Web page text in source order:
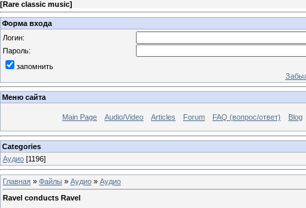
[Rare classic music]
Форма входа
Логин:
Пароль:
запомнить
Меню сайта
Main Page Audio/Video Articles Forum FAQ (вопрос/ответ) Blog
Categories
Аудио [1196]
Главная » Файлы » Аудио » Аудио
Ravel conducts Ravel